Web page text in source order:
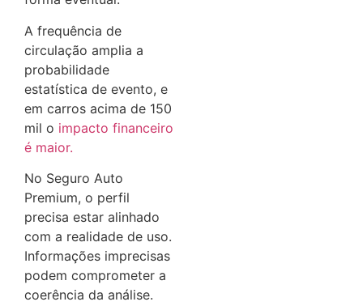
A frequência de
circulação amplia a
probabilidade
estatística de evento, e
em carros acima de 150
mil o impacto financeiro
é maior.
No Seguro Auto
Premium, o perfil
precisa estar alinhado
com a realidade de uso.
Informações imprecisas
podem comprometer a
coerência da análise.